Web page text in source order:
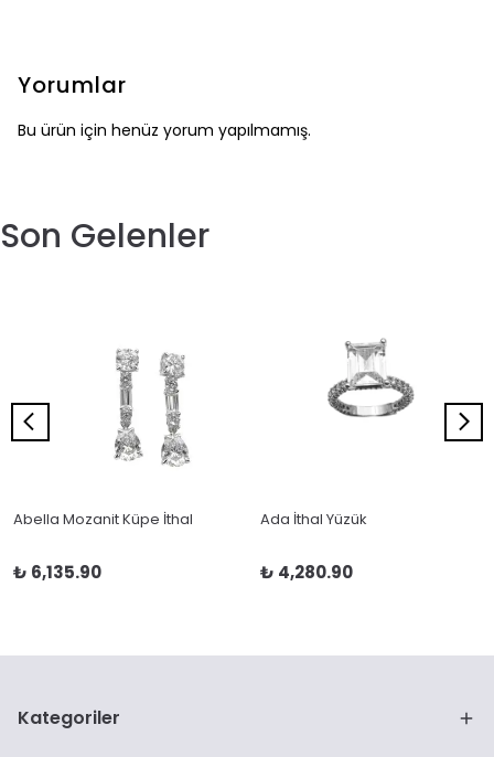
Yorumlar
Bu ürün için henüz yorum yapılmamış.
Son Gelenler
Abella Mozanit Küpe İthal
₺ 6,135.90
Ada İthal Yüzük
₺ 4,280.90
Kategoriler